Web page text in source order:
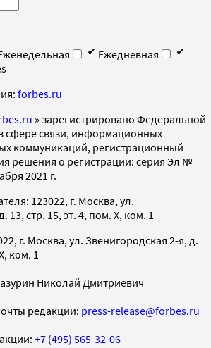
Ежедневная
forbes.ru
» зарегистрировано Федеральной
сфере связи, информационных
коммуникаций, регистрационный
решения о регистрации: серия Эл №
2021 г.
123022, г. Москва, ул.
13, стр. 15, эт. 4, пом. X, ком. 1
г. Москва, ул. Звенигородская 2-я, д.
ком. 1
Николай Дмитриевич
редакции: press-release@forbes.ru
+7 (495) 565-32-06